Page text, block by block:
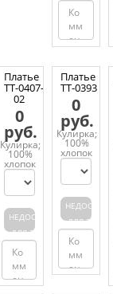
Платье
ТТ-0407-
02
0
руб.
Кулирка;
100%
хлопок
НЕДОСТУПЕН
ДЛЯ ЗАКАЗА
Платье
ТТ-0393
0
руб.
Кулирка;
100%
хлопок
НЕДОСТУПЕН
ДЛЯ ЗАКАЗА